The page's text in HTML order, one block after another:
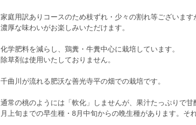
家庭用訳ありコースのため枝ずれ・少々の割れ等ございま
濃厚な味わいがお楽しみいただけます。
化学肥料を減らし、鶏糞・牛糞中心に栽培しています。
除草剤は使用いたしておりません。
千曲川が流れる肥沃な善光寺平の畑での栽培です。
通常の桃のようには「軟化」しませんが、果汁たっぷりで
月上旬までの早生種・8月中旬からの晩生種があります。そ